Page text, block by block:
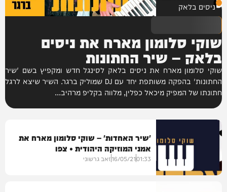
ניסים בלאק
שוקי סלומון מארח את ניסים
בלאק – שיר החתונות
שוקי סלומון מארח את ניסים בלאק לסינגל חדש ומקפיץ בשם 'שיר
החתונות' בהפקה משותפת יחד עם DJ שמוליק ברגר. השיר שיצא לרגל
חתונתו של המפיק מיכאל כפלין, מלווה בקליפ מרהיב...
'שיר האחדות' – שוקי סלומון מארח את
אמני המוזיקה היהודית • צפו
01:33
16/05/21זאב גרשוני